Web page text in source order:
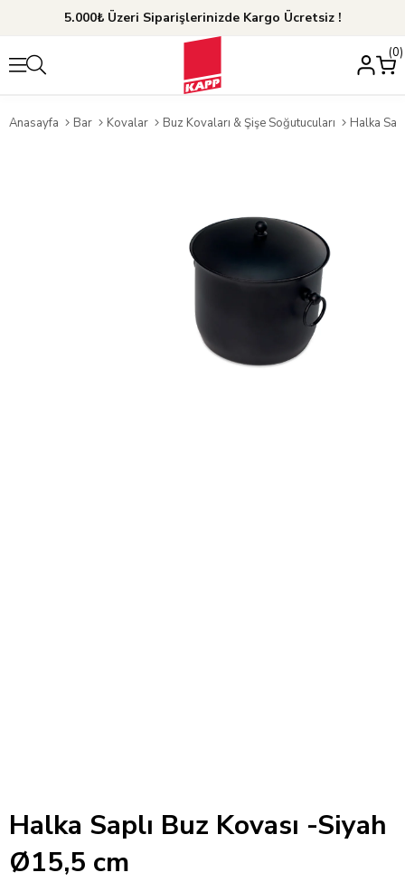
5.000₺ Üzeri Siparişlerinizde Kargo Ücretsiz !
0
Anasayfa Bar Kovalar Buz Kovaları & Şişe Soğutucuları Halka
Halka Saplı Buz Kovası -Siyah
Ø15,5 cm